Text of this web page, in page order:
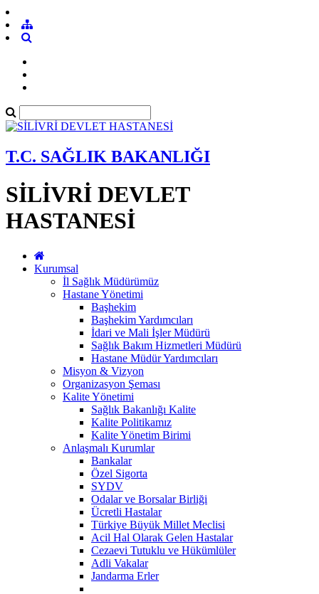
T.C. SAĞLIK BAKANLIĞI
SİLİVRİ DEVLET
HASTANESİ
Kurumsal
İl Sağlık Müdürümüz
Hastane Yönetimi
Başhekim
Başhekim Yardımcıları
İdari ve Mali İşler Müdürü
Sağlık Bakım Hizmetleri Müdürü
Hastane Müdür Yardımcıları
Misyon & Vizyon
Organizasyon Şeması
Kalite Yönetimi
Sağlık Bakanlığı Kalite
Kalite Politikamız
Kalite Yönetim Birimi
Anlaşmalı Kurumlar
Bankalar
Özel Sigorta
SYDV
Odalar ve Borsalar Birliği
Ücretli Hastalar
Türkiye Büyük Millet Meclisi
Acil Hal Olarak Gelen Hastalar
Cezaevi Tutuklu ve Hükümlüler
Adli Vakalar
Jandarma Erler